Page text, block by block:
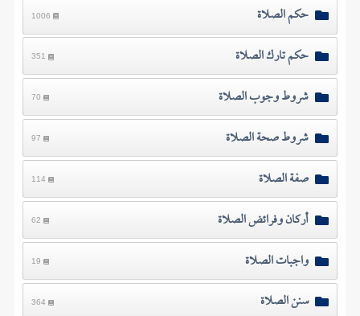
حكم الصلاة 1006
حكم تارك الصلاة 351
شروط وجوب الصلاة 70
شروط صحة الصلاة 97
صفة الصلاة 114
أركان وفرائض الصلاة 62
واجبات الصلاة 19
سنن الصلاة 364